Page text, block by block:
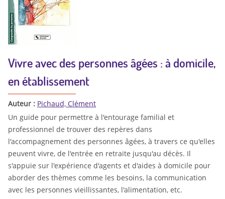
Vivre avec des personnes âgées : à domicile,
en établissement
Auteur : Pichaud, Clément
Un guide pour permettre à l'entourage familial et
professionnel de trouver des repères dans
l'accompagnement des personnes âgées, à travers ce qu'elles
peuvent vivre, de l'entrée en retraite jusqu'au décès. Il
s'appuie sur l'expérience d'agents et d'aides à domicile pour
aborder des thèmes comme les besoins, la communication
avec les personnes vieillissantes, l'alimentation, etc.